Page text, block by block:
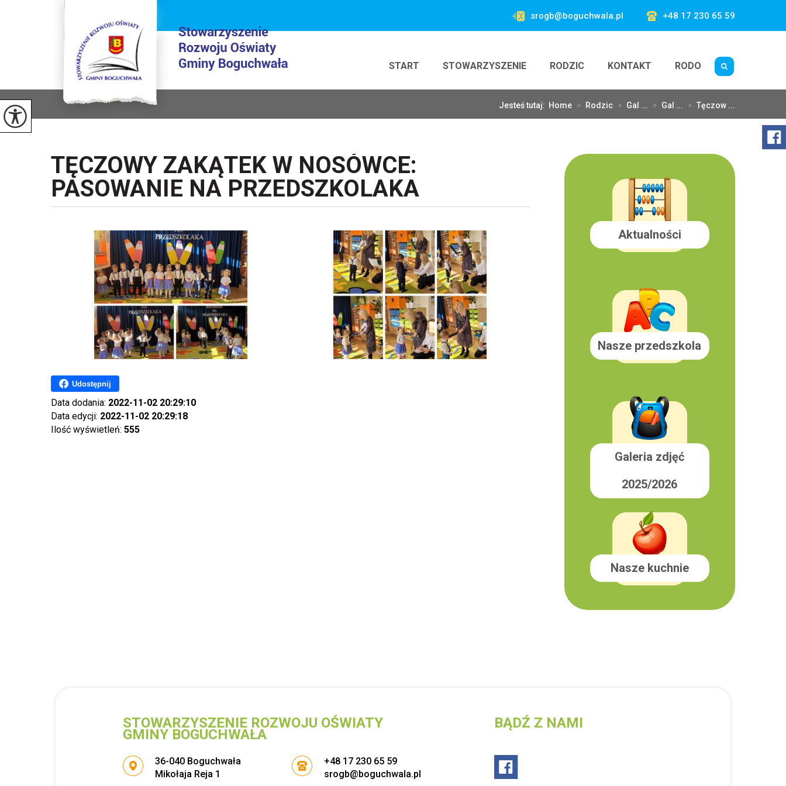
srogb@boguchwala.pl +48 17 230 65 59
START STOWARZYSZENIE RODZIC KONTAKT RODO
Jesteś tutaj: Home > Rodzic > Gal ... > Gal ... > Tęczow ...
TĘCZOWY ZAKĄTEK W NOSÓWCE:
PASOWANIE NA PRZEDSZKOLAKA
Udostępnij
Data dodania: 2022-11-02 20:29:10
Data edycji: 2022-11-02 20:29:18
Ilość wyświetleń: 555
Aktualności
Nasze przedszkola
Galeria zdjęć
2025/2026
Nasze kuchnie
STOWARZYSZENIE ROZWOJU OŚWIATY
GMINY BOGUCHWAŁA
Adres pocztowy:
36-040 Boguchwała
Mikołaja Reja 1
+48 17 230 65 59
srogb@boguchwala.pl
BĄDŹ Z NAMI